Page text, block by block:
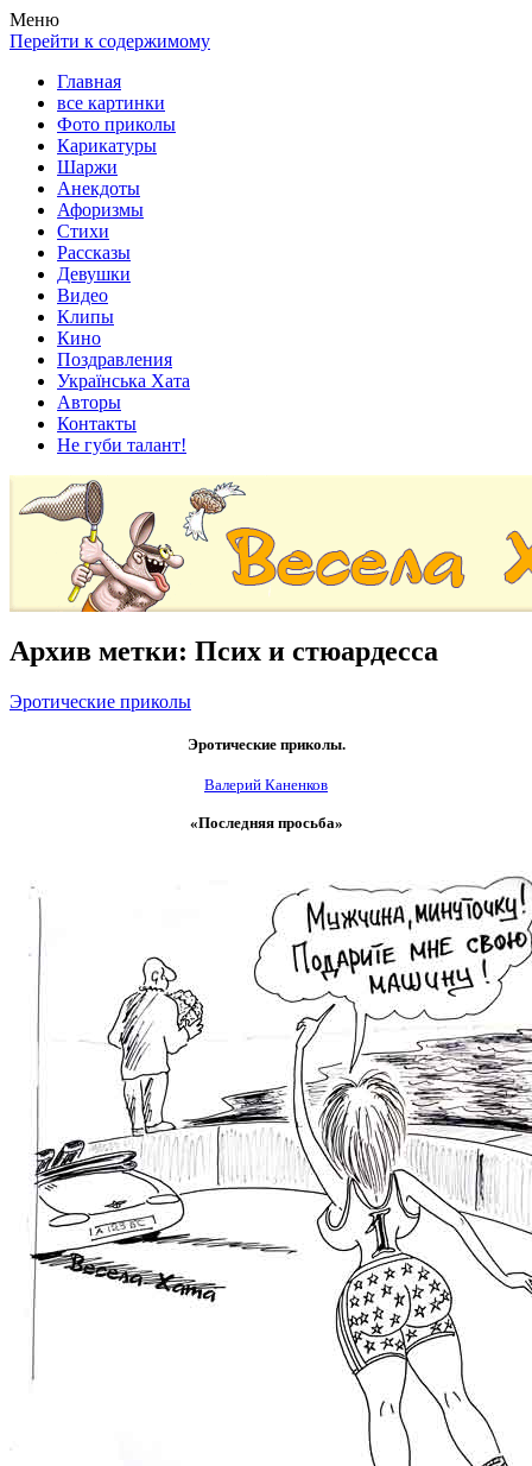
Весела хата — прикольные картинки, смешные истории,
клипы!
Покажем всем ваши фото приколы, карикатуры, шаржи, стихи,
рассказы, видео и песни!
Меню
Перейти к содержимому
Главная
все картинки
Фото приколы
Карикатуры
Шаржи
Анекдоты
Афоризмы
Стихи
Рассказы
Девушки
Видео
Клипы
Кино
Поздравления
Українська Хата
Авторы
Контакты
Не губи талант!
Архив метки: Псих и стюардесса
Эротические приколы
Эротические приколы.
Валерий Каненков
«Последняя просьба»